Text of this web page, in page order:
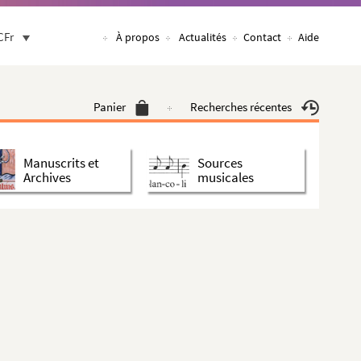
À propos Actualités Contact Aide
Panier Recherches récentes
Manuscrits et
Archives
Sources
musicales